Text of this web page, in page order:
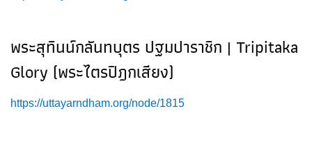
พระสุทินน์กลันทบุตร ปฐมปาราชิก | Tripitaka
Glory (พระไตรปิฎกเสียง)
https://uttayarndham.org/node/1815